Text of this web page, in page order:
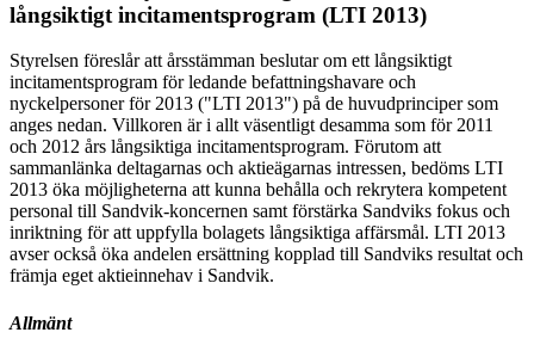
långsiktigt incitamentsprogram (LTI 2013)
Styrelsen föreslår att årsstämman beslutar om ett långsiktigt
incitamentsprogram för ledande befattningshavare och
nyckelpersoner för 2013 ("LTI 2013") på de huvudprinciper som
anges nedan. Villkoren är i allt väsentligt desamma som för 2011
och 2012 års långsiktiga incitamentsprogram. Förutom att
sammanlänka deltagarnas och aktieägarnas intressen, bedöms LTI
2013 öka möjligheterna att kunna behålla och rekrytera kompetent
personal till Sandvik-koncernen samt förstärka Sandviks fokus och
inriktning för att uppfylla bolagets långsiktiga affärsmål. LTI 2013
avser också öka andelen ersättning kopplad till Sandviks resultat och
främja eget aktieinnehav i Sandvik.
Allmänt